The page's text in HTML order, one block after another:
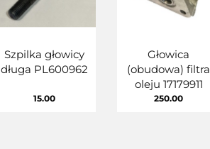
Szpilka głowicy
długa PL600962
15.00
Głowica
(obudowa) filtra
oleju 17179911
250.00